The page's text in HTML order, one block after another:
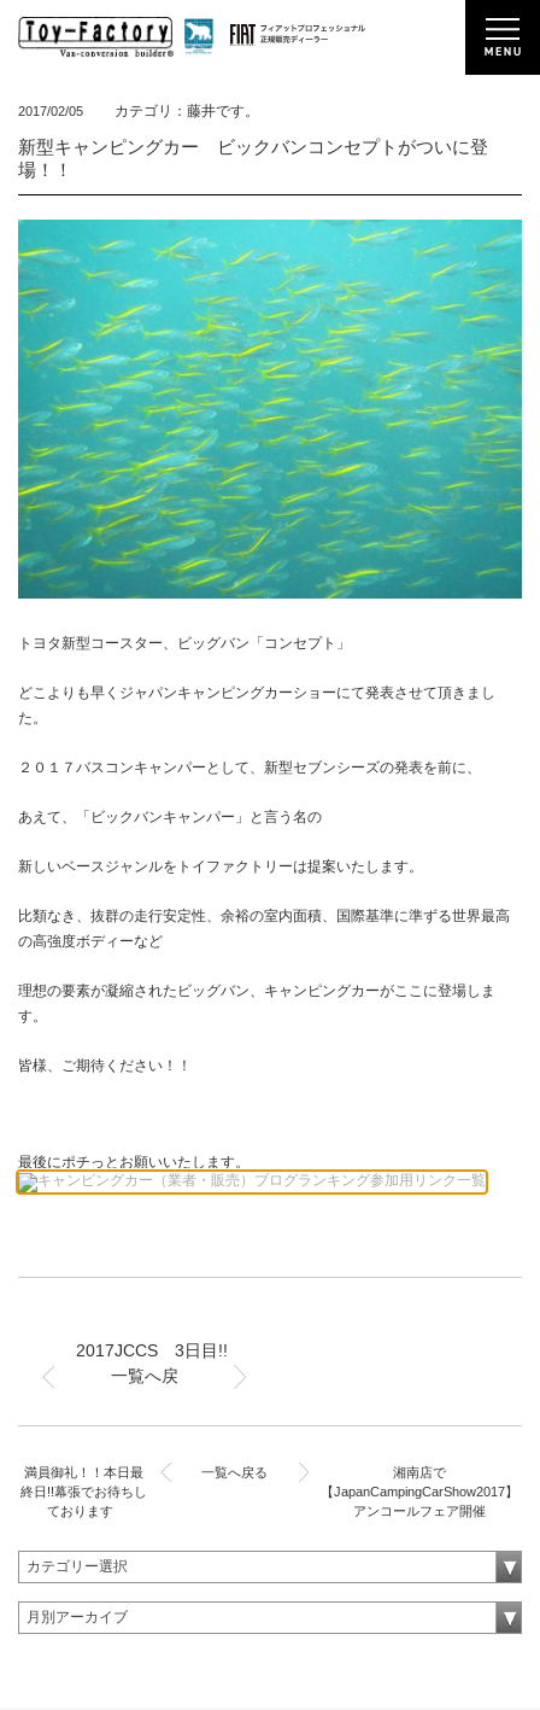
2017/02/05 カテゴリ：藤井です。
新型キャンピングカー ビックバンコンセプトがついに登
場！！
トヨタ新型コースター、ビッグバン「コンセプト」
どこよりも早くジャパンキャンピングカーショーにて発表させて頂きまし
た。
２０１７バスコンキャンパーとして、新型セブンシーズの発表を前に、
あえて、 「ビックバンキャンパー」 と言う名の
新しいベースジャンルをトイファクトリーは提案いたします。
比類なき、抜群の走行安定性、余裕の室内面積、国際基準に準ずる世界最高
の高強度ボディーなど
理想の要素が凝縮されたビッグバン、キャンピングカーがここに登場しま
す。
皆様、ご期待ください！！
最後にポチっとお願いいたします。
2017JCCS 3日目!!
一覧へ戻
満員御礼！！本日最
終日!!幕張でお待ちし
ております
一覧へ戻る
湘南店で
【JapanCampingCarShow2017】
アンコールフェア開催